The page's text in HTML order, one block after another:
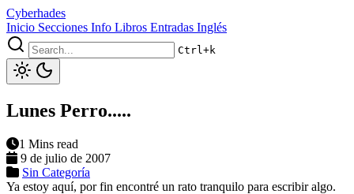
Cyberhades
Inicio Secciones Info Libros Entradas Inglés
Ctrl+k
Lunes Perro.....
1 Mins read
9 de julio de 2007
Sin Categoría
Ya estoy aquí, por fin encontré un rato tranquilo para escribir algo.